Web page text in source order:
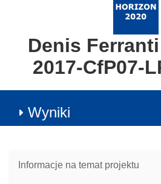
Denis
2017-CfP07-
Wyniki
Informacje na temat projektu